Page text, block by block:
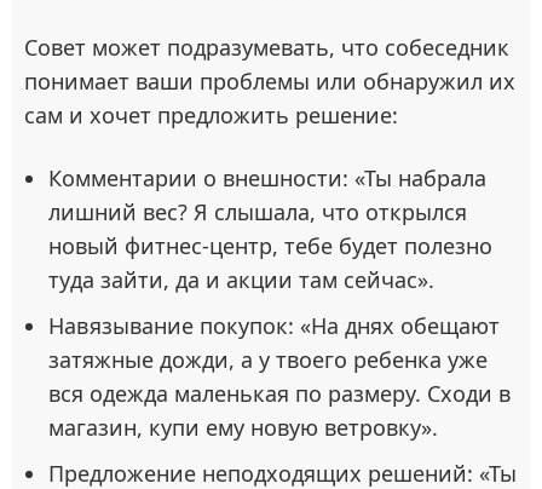
Совет может подразумевать, что собеседник
понимает ваши проблемы или обнаружил их
сам и хочет предложить решение:
Комментарии о внешности: «Ты набрала
лишний вес? Я слышала, что открылся
новый фитнес-центр, тебе будет полезно
туда зайти, да и акции там сейчас».
Навязывание покупок: «На днях обещают
затяжные дожди, а у твоего ребенка уже
вся одежда маленькая по размеру. Сходи в
магазин, купи ему новую ветровку».
Предложение неподходящих решений: «Ты